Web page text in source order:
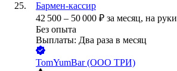
Бармен-кассир
42 500 – 50 000 ₽ за месяц, на руки
Без опыта
Выплаты: Два раза в месяц
TomYumBar (ООО ТРИ)